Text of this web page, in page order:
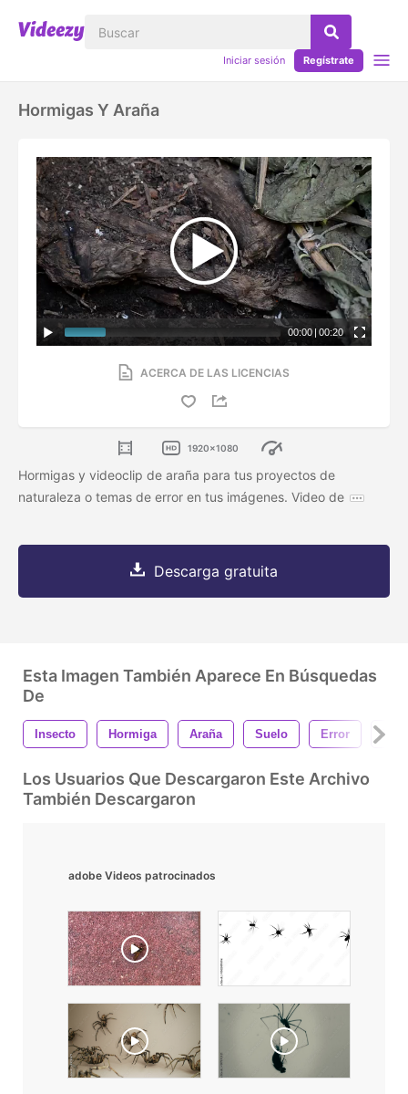
Iniciar sesión Regístrate
Hormigas Y Araña
00:00 | 00:20
ACERCA DE LAS LICENCIAS
1920x1080
Hormigas y videoclip de araña para tus proyectos de
naturaleza o temas de error en tus imágenes. Video de
Descarga gratuita
Esta Imagen También Aparece En Búsquedas
De
Insecto Hormiga Araña Suelo Error
Los Usuarios Que Descargaron Este Archivo
También Descargaron
adobe Videos patrocinados